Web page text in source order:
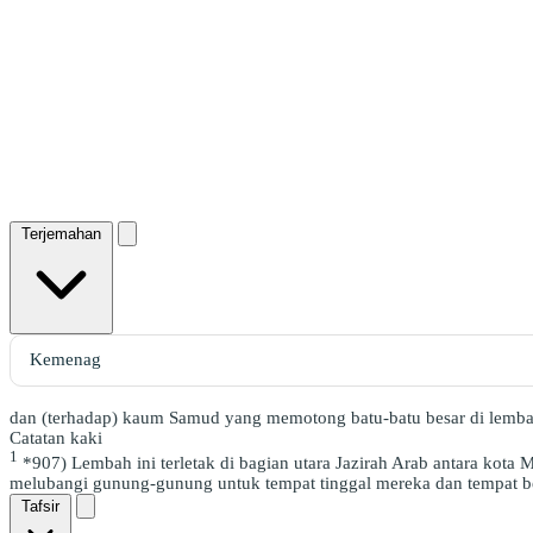
Terjemahan
dan (terhadap) kaum Samud yang memotong batu-batu besar di
Catatan kaki
1 *907) Lembah ini terletak di bagian utara Jazirah Arab antara kota
melubangi gunung-gunung untuk tempat tinggal mereka dan tempat
Tafsir